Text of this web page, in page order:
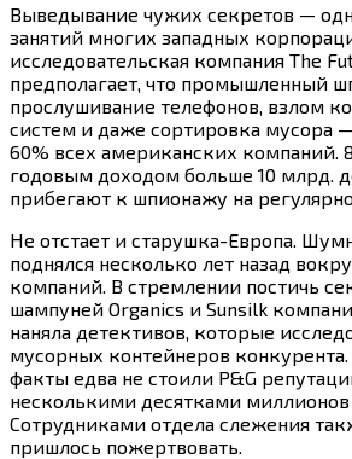
Выведывание чужих секретов —
занятий многих западных
исследовательская компания The
предполагает, что промышленный
прослушивание телефонов, взлом
систем и даже сортировка мусора
60% всех американских компаний.
годовым доходом больше 10 млрд.
прибегают к шпионажу на
Не отстает и старушка-Европа.
поднялся несколько лет назад
компаний. В стремлении постичь
шампуней Organics и Sunsilk
наняла детективов, которые
мусорных контейнеров
факты едва не стоили P&G
несколькими десятками миллионов
Сотрудниками отдела слежения
пришлось пожертвовать.